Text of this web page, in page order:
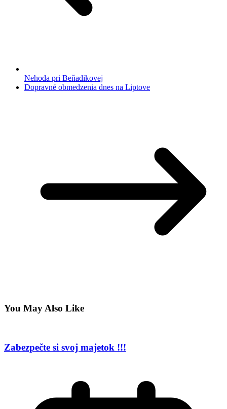
Nehoda pri Beňadikovej
Dopravné obmedzenia dnes na Liptove
You May Also Like
Zabezpečte si svoj majetok !!!